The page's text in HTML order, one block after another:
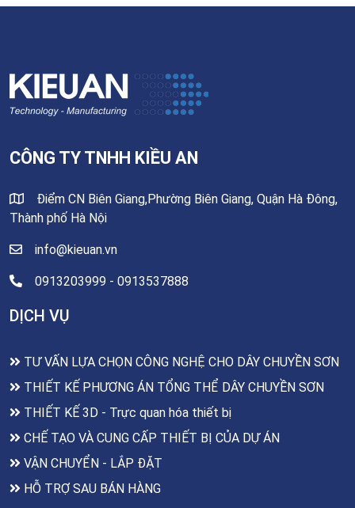
CÔNG TY TNHH KIỀU AN
Điểm CN Biên Giang,Phường Biên Giang, Quận Hà Đông,
Thành phố Hà Nội
info@kieuan.vn
0913203999 - 0913537888
DỊCH VỤ
TƯ VẤN LỰA CHỌN CÔNG NGHỆ CHO DÂY CHUYỀN SƠN
THIẾT KẾ PHƯƠNG ÁN TỔNG THỂ DÂY CHUYỀN SƠN
THIẾT KẾ 3D - Trực quan hóa thiết bị
CHẾ TẠO VÀ CUNG CẤP THIẾT BỊ CỦA DỰ ÁN
VẬN CHUYỂN - LẮP ĐẶT
HỖ TRỢ SAU BÁN HÀNG